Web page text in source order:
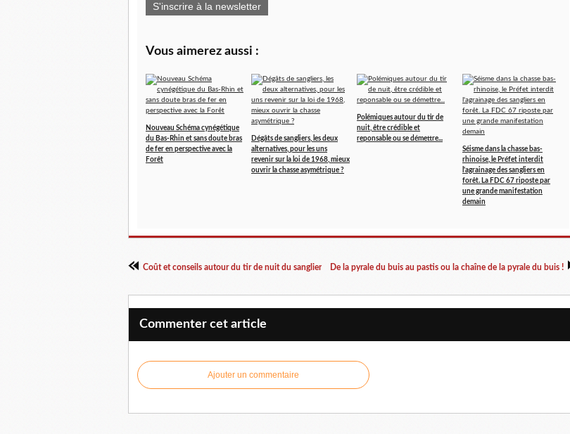
S'inscrire à la newsletter
Vous aimerez aussi :
Nouveau Schéma cynégétique
du Bas-Rhin et sans doute bras
de fer en perspective avec la
Forêt
Dégâts de sangliers, les deux
alternatives, pour les uns
revenir sur la loi de 1968, mieux
ouvrir la chasse asymétrique ?
Polémiques autour du tir de
nuit, être crédible et
reponsable ou se démettre...
Séisme dans la chasse bas-
rhinoise, le Préfet interdit
l'agrainage des sangliers en
forêt. La FDC 67 riposte par
une grande manifestation
demain
Coût et conseils autour du tir de nuit du sanglier De la pyrale du buis au pastis ou la chaîne de la pyrale du buis !
Commenter cet article
Ajouter un commentaire